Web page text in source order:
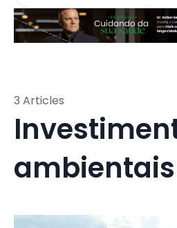
ambientais
3 Articles